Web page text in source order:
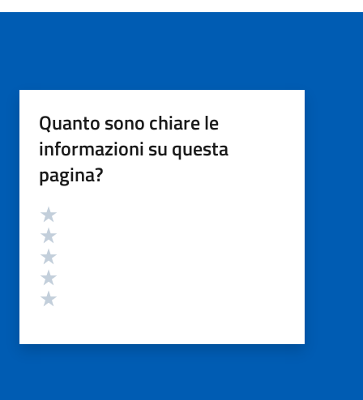
Quanto sono chiare le
informazioni su questa
pagina?
Valutazione